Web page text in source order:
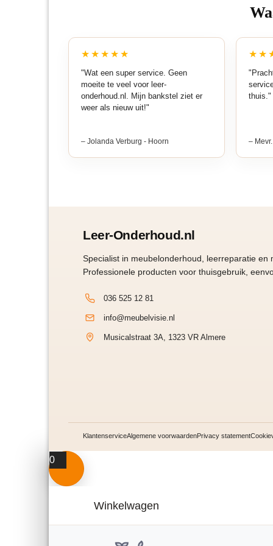
★★★★★
"Wat een super service. Geen
moeite te veel voor leer-
onderhoud.nl. Mijn bankstel ziet er
weer als nieuw uit!"
– Jolanda Verburg - Hoorn
thuis."
–
Leer-Onderhoud.nl
Specialist in meubelonderhoud, leerreparatie en
Professionele producten voor thuisgebruik,
036 525 12 81
info@meubelvisie.nl
Musicalstraat 3A, 1323 VR Almere
KlantenserviceAlgemene voorwaardenPrivacy statement
0
Winkelwagen